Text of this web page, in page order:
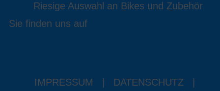
Riesige Auswahl an Bikes und Zubehör
Sie finden uns auf
IMPRESSUM DATENSCHUTZ